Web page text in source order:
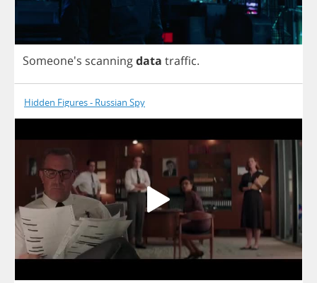
Someone's scanningdata traffic.
Hidden Figures - Russian Spy